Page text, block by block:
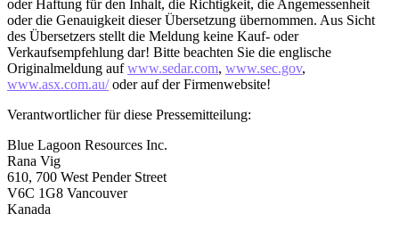
oder Haftung für den Inhalt, die Richtigkeit, die Angemessenheit
oder die Genauigkeit dieser Übersetzung übernommen. Aus Sicht
des Übersetzers stellt die Meldung keine Kauf- oder
Verkaufsempfehlung dar! Bitte beachten Sie die englische
Originalmeldung aufwww.sedar.com, www.sec.gov,
www.asx.com.au/oder auf der Firmenwebsite!
Verantwortlicher für diese Pressemitteilung:
Blue Lagoon Resources Inc.
Rana Vig
610, 700 West Pender Street
V6C 1G8 Vancouver
Kanada